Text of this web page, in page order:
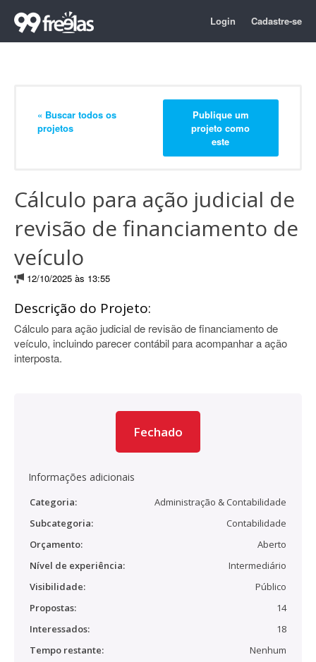
Login Cadastre-se
« Buscar todos os
projetos
Publique um
projeto como
este
Cálculo para ação judicial de
revisão de financiamento de
veículo
12/10/2025 às 13:55
Descrição do Projeto:
Cálculo para ação judicial de revisão de financiamento de
veículo, incluindo parecer contábil para acompanhar a ação
interposta.
Fechado
Informações adicionais
Categoria:
Administração & Contabilidade
Subcategoria:
Contabilidade
Orçamento:
Aberto
Nível de experiência:
Intermediário
Visibilidade:
Público
Propostas:
14
Interessados:
18
Tempo restante:
Nenhum